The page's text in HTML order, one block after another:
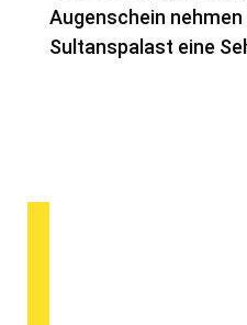
Augenschein
Sultanspalast eine